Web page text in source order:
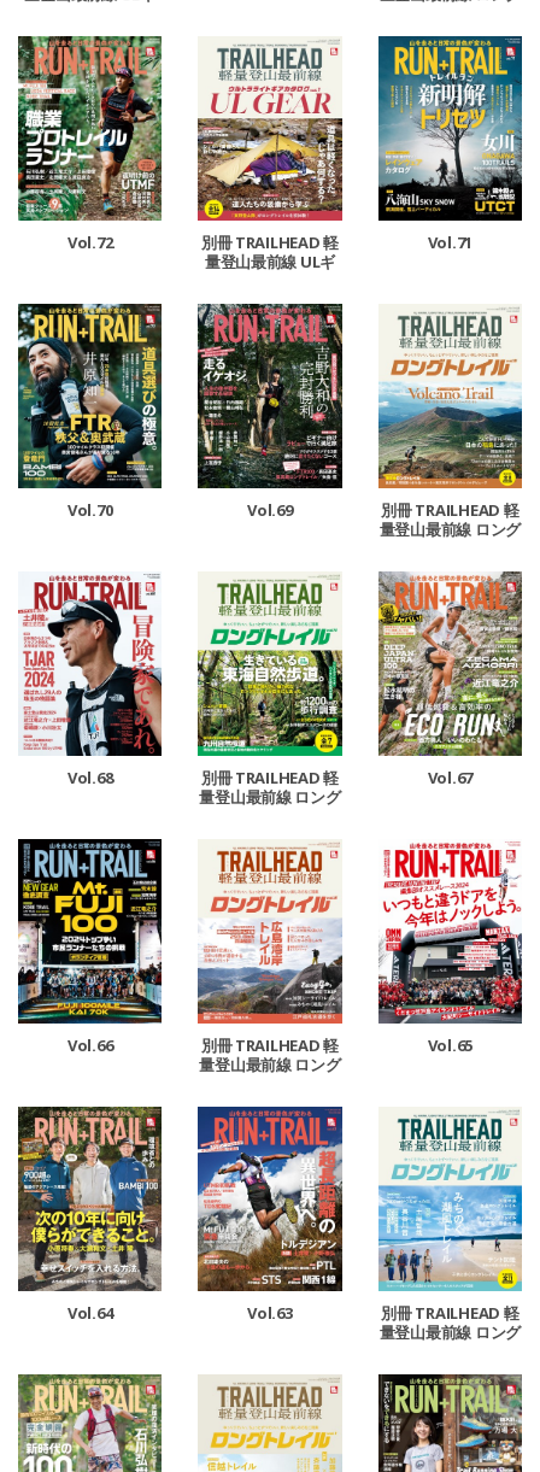
Vol.72
別冊 TRAILHEAD 軽
量登山最前線 ULギ
Vol.71
Vol.70 Vol.69
別冊 TRAILHEAD 軽
量登山最前線 ロング
Vol.68
別冊 TRAILHEAD 軽
量登山最前線 ロング
Vol.67
Vol.66
別冊 TRAILHEAD 軽
量登山最前線 ロング
Vol.65
Vol.64 Vol.63
別冊 TRAILHEAD 軽
量登山最前線 ロング